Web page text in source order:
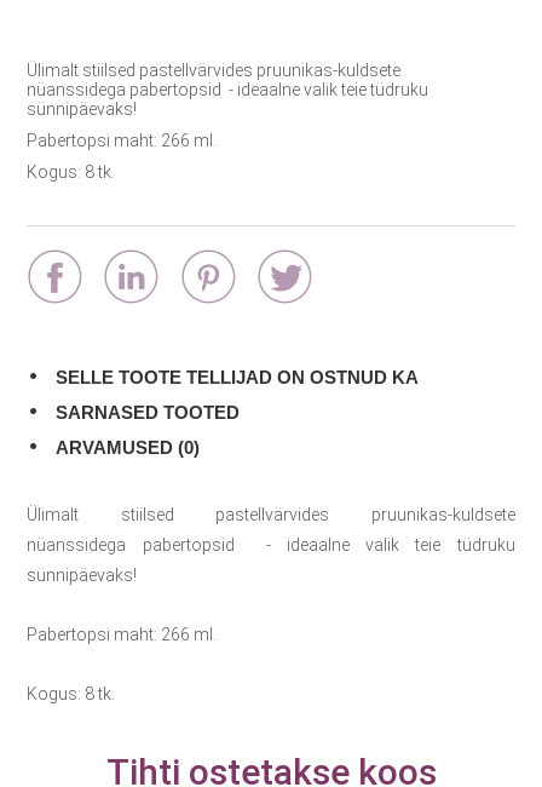
Ülimalt stiilsed pastellvärvides pruunikas-kuldsete
nüanssidega pabertopsid - ideaalne valik teie tüdruku
sünnipäevaks!
Pabertopsi maht: 266 ml.
Kogus: 8 tk.
SELLE TOOTE TELLIJAD ON OSTNUD KA
SARNASED TOOTED
ARVAMUSED (0)
Ülimalt stiilsed pastellvärvides pruunikas-kuldsete
nüanssidega pabertopsid - ideaalne valik teie tüdruku
sünnipäevaks!
Pabertopsi maht: 266 ml.
Kogus: 8 tk.
Tihti ostetakse koos